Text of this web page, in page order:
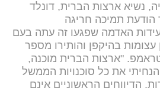
נשיא ארצות הברית, דונלד
תמיכה חריגה
האדמה שפגעו זה עתה בעם
בהיקפן והותירו מספר
"ארצות הברית מוכנה,
את כל סוכנויות הממשל
הדיווחים הראשוניים אינם